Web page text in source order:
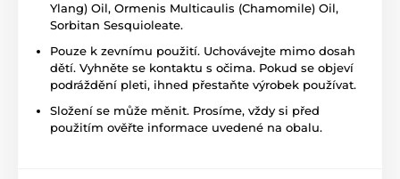
Ylang) Oil, Ormenis Multicaulis (Chamomile) Oil,
Sorbitan Sesquioleate.
Pouze k zevnímu použití. Uchovávejte mimo dosah
dětí. Vyhněte se kontaktu s očima. Pokud se objeví
podráždění pleti, ihned přestaňte výrobek používat.
Složení se může měnit. Prosíme, vždy si před
použitím ověřte informace uvedené na obalu.